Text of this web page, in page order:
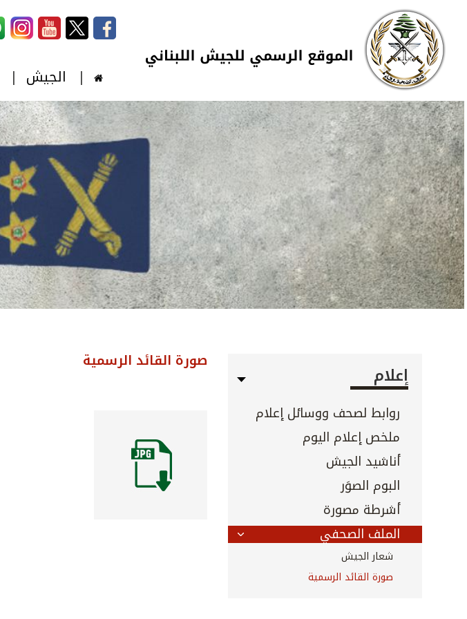
تجاوز إلى المحتوى الرئيسي
Skip to navigation
الجيش
إعلام
روابط لصحف ووسائل إعلام
ملخص إعلام اليوم
أناشيد الجيش
البوم الصوَر
أشرطة مصورة
الملف الصحفي
شعار الجيش
صورة القائد الرسمية
صورة القائد الرسمية